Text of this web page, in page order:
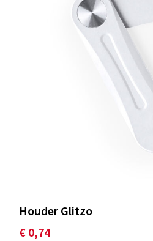
Houder Glitzo
€ 0,74